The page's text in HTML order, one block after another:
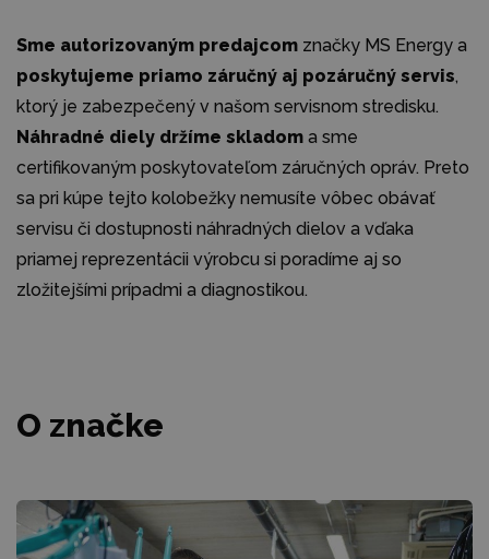
Sme autorizovaným predajcom značky MS Energy a
poskytujeme priamo záručný aj pozáručný servis,
ktorý je zabezpečený v našom servisnom stredisku.
Náhradné diely držíme skladom a sme
certifikovaným poskytovateľom záručných opráv. Preto
sa pri kúpe tejto kolobežky nemusíte vôbec obávať
servisu či dostupnosti náhradných dielov a vďaka
priamej reprezentácii výrobcu si poradíme aj so
zložitejšími prípadmi a diagnostikou.
O značke